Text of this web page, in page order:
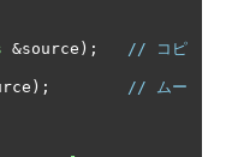
&source );
// コピ
);
// ムー